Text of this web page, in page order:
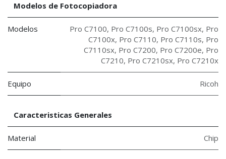
Modelos de Fotocopiadora
Modelos Pro C7100, Pro C7100s, Pro C7100sx, Pro
C7100x, Pro C7110, Pro C7110s, Pro
C7110sx, Pro C7200, Pro C7200e, Pro
C7210, Pro C7210sx, Pro C7210x
Equipo Ricoh
Caracteristicas Generales
Material Chip